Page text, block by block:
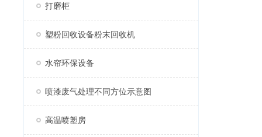
打磨柜
塑粉回收设备粉末回收机
水帘环保设备
喷漆废气处理不同方位示意图
高温喷塑房